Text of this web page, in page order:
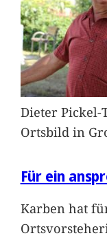
Dieter Pickel-
Ortsbild in
Für ein
Karben hat